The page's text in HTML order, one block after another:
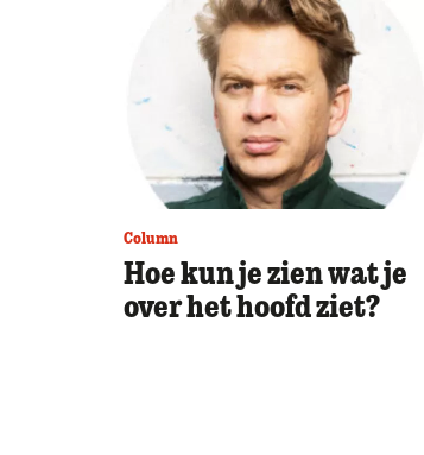
Column
Hoe kun je zien wat je
over het hoofd ziet?